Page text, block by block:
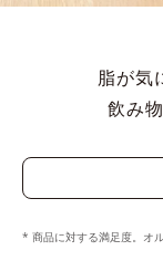
脂が気
飲み
* 商品に対する満足度。オ